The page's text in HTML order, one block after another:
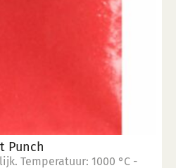
Punch
Temperatuur: 1000 °C -